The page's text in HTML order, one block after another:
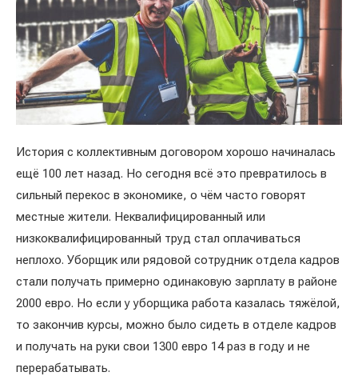
История с коллективным договором хорошо начиналась
ещё 100 лет назад. Но сегодня всё это превратилось в
сильный перекос в экономике, о чём часто говорят
местные жители. Неквалифицированный или
низкоквалифицированный труд стал оплачиваться
неплохо. Уборщик или рядовой сотрудник отдела кадров
стали получать примерно одинаковую зарплату в районе
2000 евро. Но если у уборщика работа казалась тяжёлой,
то закончив курсы, можно было сидеть в отделе кадров
и получать на руки свои 1300 евро 14 раз в году и не
перерабатывать.